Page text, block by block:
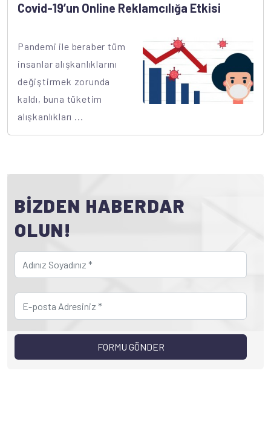
Covid-19’un Online Reklamcılığa Etkisi
Pandemi ile beraber tüm
insanlar alışkanlıklarını
değiştirmek zorunda
kaldı, buna tüketim
alışkanlıkları ...
BİZDEN HABERDAR
OLUN!